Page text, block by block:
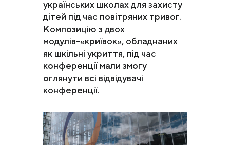
українських школах для захисту
дітей під час повітряних тривог.
Композицію з двох
модулів-«криївок», обладнаних
як шкільні укриття, під час
конференції мали змогу
оглянути всі відвідувачі
конференції.